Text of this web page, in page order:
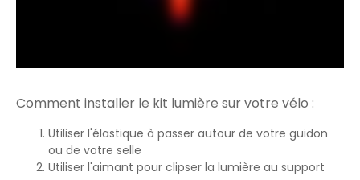
Comment installer le kit lumière sur votre vélo :
Utiliser l'élastique à passer autour de votre guidon
ou de votre selle
Utiliser l'aimant pour clipser la lumière au support